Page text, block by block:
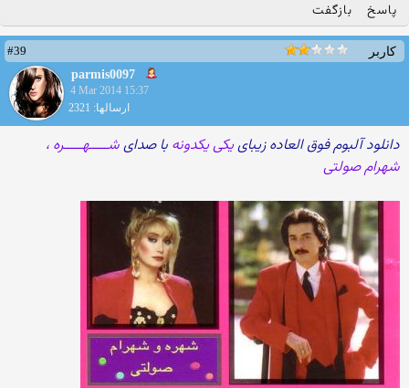
پاسخ بازگفت
کاربر
#39
parmis0097
4 Mar 2014 15:37
ارسالها: 2321
دانلود آلبوم فوق العاده زیباییکی یکدونه با صدایشـــــهـــــره ،
شهرام صولتی